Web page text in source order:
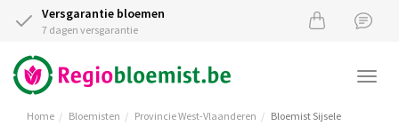
Versgarantie bloemen
7 dagen versgarantie
Home Bloemisten Provincie West-Vlaanderen Bloemist Sijsele